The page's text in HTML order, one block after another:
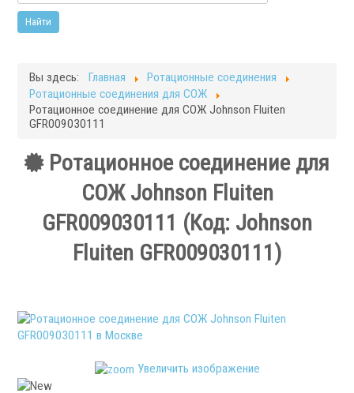
Токарные станки
Токарные станки с ЧПУ
Плоскошлифовальные станки
Запчасти для станков
Механизированные патроны
Цанговые патроны
Вы здесь: Главная
Ротационные соединения
Ротационные соединения для СОЖ
Ротационное соединение для СОЖ Johnson Fluiten
GFR009030111
Ротационное соединение для
СОЖ Johnson Fluiten
GFR009030111 (Код: Johnson
Fluiten GFR009030111 )
Увеличить изображение